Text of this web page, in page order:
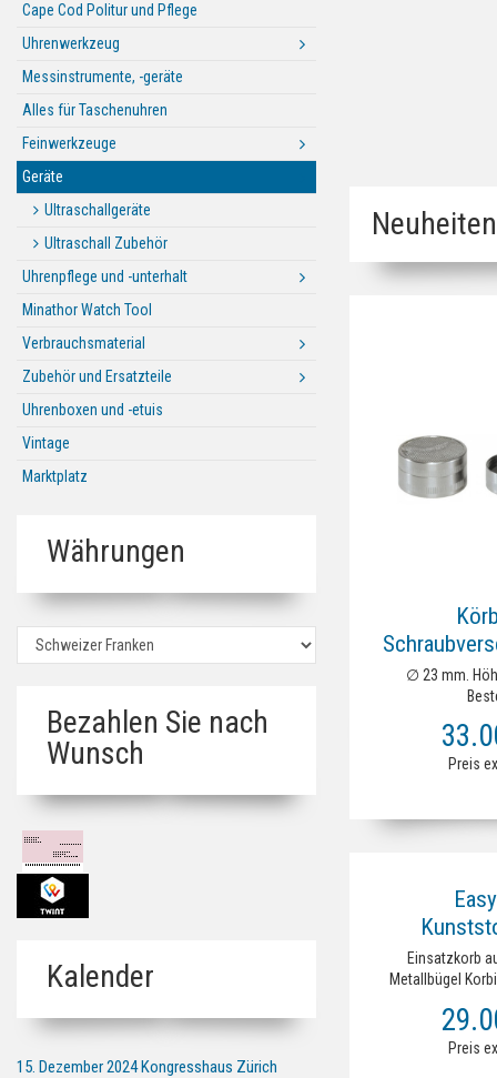
Cape Cod Politur und Pflege
Uhrenwerkzeug
Messinstrumente, -geräte
Alles für Taschenuhren
Feinwerkzeuge
Geräte
Ultraschallgeräte
Ultraschall Zubehör
Uhrenpflege und -unterhalt
Minathor Watch Tool
Verbrauchsmaterial
Zubehör und Ersatzteile
Uhrenboxen und -etuis
Vintage
Marktplatz
Währungen
Bezahlen Sie nach
Wunsch
Kalender
15. Dezember 2024 Kongresshaus Zürich
∅ 23 mm.
Preis
Einsatzkorb
Metallbügel
Preis